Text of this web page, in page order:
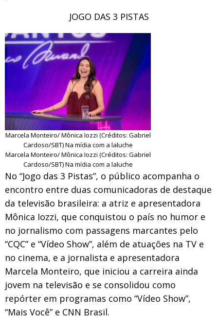
JOGO DAS 3 PISTAS
Marcela Monteiro/ Mônica Iozzi (Créditos: Gabriel
Cardoso/SBT) Na mídia com a laluche
Marcela Monteiro/ Mônica Iozzi (Créditos: Gabriel
Cardoso/SBT) Na mídia com a laluche
No “Jogo das 3 Pistas”, o público acompanha o
encontro entre duas comunicadoras de destaque
da televisão brasileira: a atriz e apresentadora
Mônica Iozzi, que conquistou o país no humor e
no jornalismo com passagens marcantes pelo
“CQC” e “Vídeo Show”, além de atuações na TV e
no cinema, e a jornalista e apresentadora
Marcela Monteiro, que iniciou a carreira ainda
jovem na televisão e se consolidou como
repórter em programas como “Vídeo Show”,
“Mais Você” e CNN Brasil.